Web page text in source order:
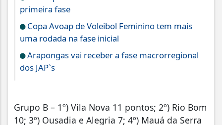
primeira fase
Copa Avoap de Voleibol Feminino tem mais
uma rodada na fase inicial
Arapongas vai receber a fase macrorregional
dos JAP`s
Grupo B – 1º) Vila Nova 11 pontos; 2º) Rio Bom
10; 3º) Ousadia e Alegria 7; 4º) Mauá da Serra